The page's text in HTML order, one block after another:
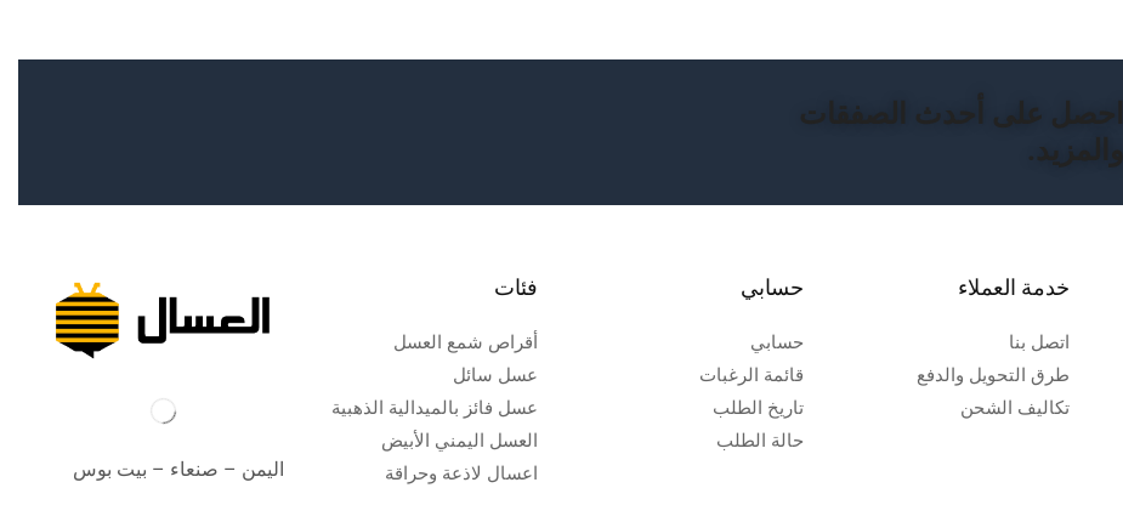
احصل على أحدث الصفقات
والمزيد.
خدمة العملاء
اتصل بنا
طرق التحويل والدفع
تكاليف الشحن
حسابي
حسابي
قائمة الرغبات
تاريخ الطلب
حالة الطلب
فئات
أقراص شمع العسل
عسل سائل
عسل فائز بالميدالية الذهبية
العسل اليمني الأبيض
اعسال لاذعة وحراقة
اليمن – صنعاء – بيت بوس